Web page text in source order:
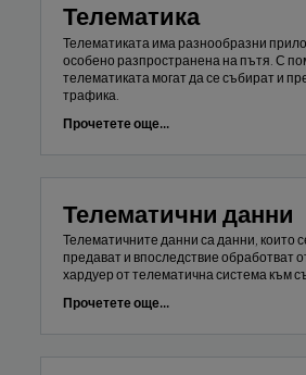
Телематика
Телематиката има разнообразни
особено разпространена на пътя. С
телематиката могат да се събират и
трафика.
Прочетете още...
Телематични данни
Телематичните данни са данни, които
предават и впоследствие обработват
хардуер от телематична система към
Прочетете още...